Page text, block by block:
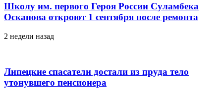
Школу им. первого Героя России Суламбека
Осканова откроют 1 сентября после ремонта
2 недели назад
Липецкие спасатели достали из пруда тело
утонувшего пенсионера